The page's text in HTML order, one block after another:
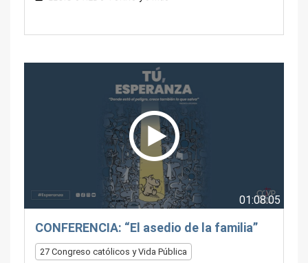
01:08:05
CONFERENCIA: “El asedio de la familia”
27 Congreso católicos y Vida Pública